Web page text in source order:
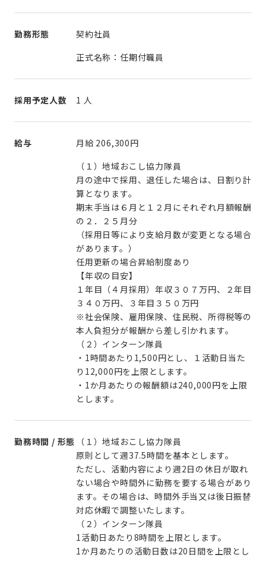
勤務形態
契約社員
正式名称：任期付職員
採用予定人数 1 人
給与 月給 206,300円
（１）地域おこし協力隊員
月の途中で採用、退任した場合は、日割り計
算となります。
期末手当は６月と１２月にそれぞれ月額報酬
の２．２５月分
（採用日等により支給月数が変更となる場合
があります。）
任用更新の場合昇給制度あり
【年収の目安】
１年目（４月採用）年収３０７万円、２年目
３４０万円、３年目３５０万円
※社会保険、雇用保険、住民税、所得税等の
本人負担分が報酬から差し引かれます。
（２）インターン隊員
・1時間あたり1,500円とし、１活動日当た
り12,000円を上限とします。
・1か月あたりの報酬額は240,000円を上限
とします。
勤務時間 / 形態
（１）地域おこし協力隊員
原則として週37.5時間を基本とします。
ただし、活動内容により週2日の休日が取れ
ない場合や時間外に勤務を要する場合があり
ます。その場合は、時間外手当又は後日振替
対応休暇で調整いたします。
（２）インターン隊員
1活動日あたり8時間を上限とします。
1か月あたりの活動日数は20日間を上限とし